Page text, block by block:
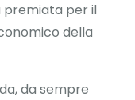
premiata per il
della
da sempre